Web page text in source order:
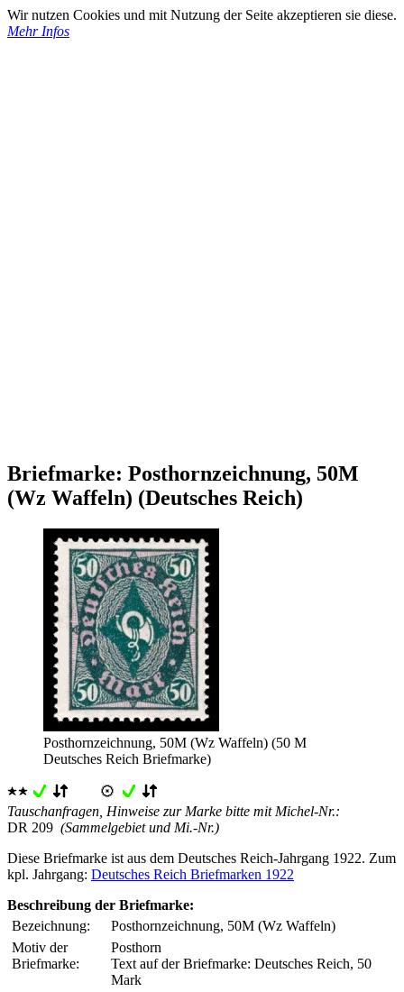
Wir nutzen Cookies und mit Nutzung der Seite akzeptieren sie diese.
Mehr Infos
Briefmarke: Posthornzeichnung, 50M
(Wz Waffeln) (Deutsches Reich)
Posthornzeichnung, 50M (Wz Waffeln) (50 M
Deutsches Reich Briefmarke)
Tauschanfragen, Hinweise zur Marke bitte mit Michel-Nr.:
DR 209 (Sammelgebiet und Mi.-Nr.)
Diese Briefmarke ist aus dem Deutsches Reich-Jahrgang 1922. Zum
kpl. Jahrgang: Deutsches Reich Briefmarken 1922
Beschreibung der Briefmarke:
Bezeichnung:
Posthornzeichnung, 50M (Wz Waffeln)
Motiv der
Briefmarke:
Posthorn
Text auf der Briefmarke: Deutsches Reich, 50
Mark